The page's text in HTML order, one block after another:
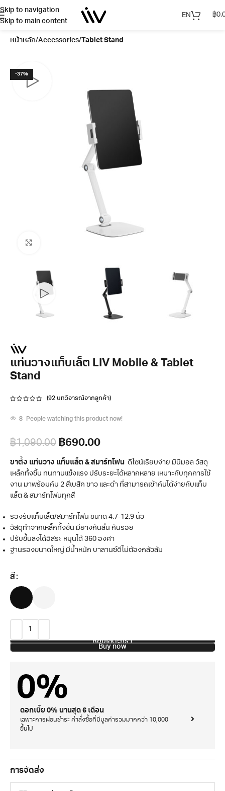
Skip to navigation
Skip to main content
EN ฿
หน้าหลัก Accessories Tablet Stand
-37%
แท่นวางแท็บเล็ต LIV Mobile & Tablet
Stand
(92 บทวิจารณ์จากลูกค้า)
8 People watching this product now!
฿1,090.00 ฿690.00
ขาตั้ง แท่นวาง แท็บแล็ต & สมาร์ทโฟน ดีไซน์เรียบง่าย มินิมอล วัสดุ
เหล็กทั้งชิ้น ทนทานแข็งแรง ปรับระยะได้หลากหลาย เหมาะกับทุกการใช้
งาน มาพร้อมกับ 2 สีเบสิค ขาว และดำ ที่สามารถเข้ากันได้ง่ายกับแท็บ
แล็ต & สมาร์ทโฟนทุกสี
รองรับแท็บเล็ต/สมาร์ทโฟน ขนาด 4.7-12.9 นิ้ว
วัสดุทำจากเหล็กทั้งชิ้น มียางกันลื่น กันรอย
ปรับขึ้นลงได้อิสระ หมุนได้ 360 องศา
ฐานรองขนาดใหญ่ มีน้ำหนัก บาลานซ์ดีไม่ต้องกลัวล้ม
สี
หยิบใส่ตะกร้า
Buy now
ดอกเบี้ย 0% นานสุด 6 เดือน
เฉพาะการผ่อนชำระ คำสั่งซื้อที่มีมูลค่ารวมมากกว่า 10,000
ขึ้นไป
การจัดส่ง